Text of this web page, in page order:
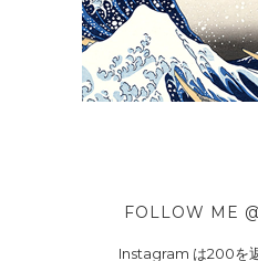
FOLLOW ME
Instagram は200を